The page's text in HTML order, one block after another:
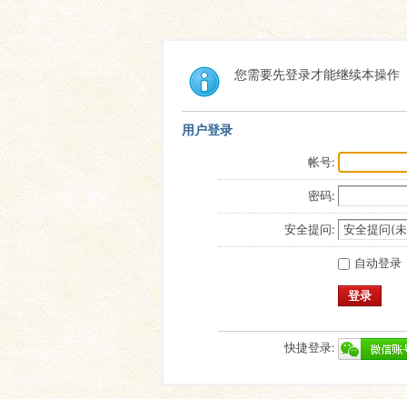
您需要先登录才能继续本操作
用户登录
帐号:
密码:
安全提问:
自动登录
登录
快捷登录: